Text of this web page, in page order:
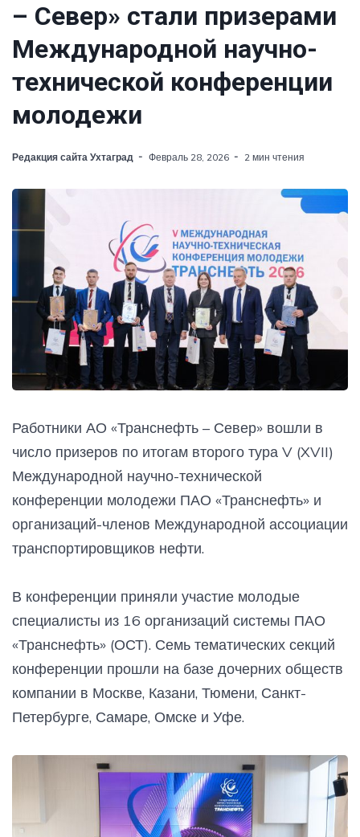
– Север» стали призерами
Международной научно-
технической конференции
молодежи
Редакция сайта Ухтаград Февраль 28, 2026 2 мин чтения
Работники АО «Транснефть – Север» вошли в
число призеров по итогам второго тура V (XVII)
Международной научно-технической
конференции молодежи ПАО «Транснефть» и
организаций-членов Международной ассоциации
транспортировщиков нефти.
В конференции приняли участие молодые
специалисты из 16 организаций системы ПАО
«Транснефть» (ОСТ). Семь тематических секций
конференции прошли на базе дочерних обществ
компании в Москве, Казани, Тюмени, Санкт-
Петербурге, Самаре, Омске и Уфе.